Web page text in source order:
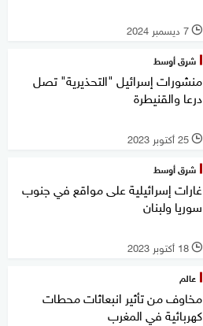
l 7 ديسمبر 2024
شرق أوسط
منشورات إسرائيل "التحذيرية" تصل
درعا والقنيطرة
l 25 أكتوبر 2023
شرق أوسط
غارات إسرائيلية على مواقع في جنوب
سوريا ولبنان
l 18 أكتوبر 2023
عالم
مخاوف من تأثير انبعاثات محطات
كهربائية في المغرب